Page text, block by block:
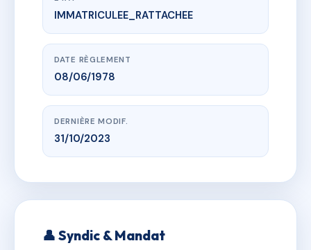
www.vme.plus/AF5052485
L'AVENTIN
LES COLLINES DU SALARIO 20000 AJACCIO
IMMATRICULEE_RATTACHEE
DATE RÈGLEMENT
08/06/1978
DERNIÈRE MODIF.
31/10/2023
👤 Syndic & Mandat